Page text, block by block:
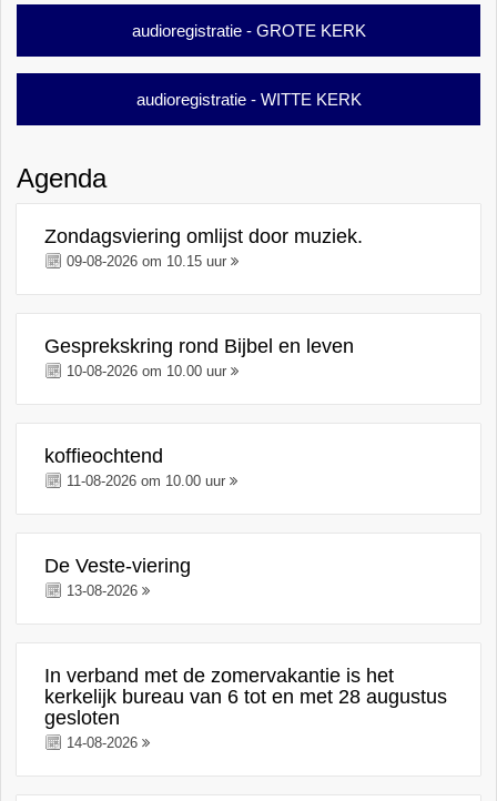
audioregistratie - GROTE KERK
audioregistratie - WITTE KERK
Agenda
Zondagsviering omlijst door muziek.
09-08-2026 om 10.15 uur
Gesprekskring rond Bijbel en leven
10-08-2026 om 10.00 uur
koffieochtend
11-08-2026 om 10.00 uur
De Veste-viering
13-08-2026
In verband met de zomervakantie is het
kerkelijk bureau van 6 tot en met 28 augustus
gesloten
14-08-2026